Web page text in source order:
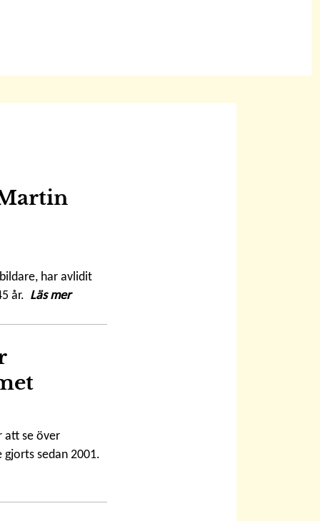
har avlidit
år. Läs mer
att se över
sedan 2001.